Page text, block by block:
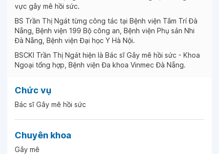
vực gây mê hồi sức.
BS Trần Thị Ngát từng công tác tại Bệnh viện Tâm Trí Đà
Nẵng, Bệnh viện 199 Bộ công an, Bệnh viện Phụ sản Nhi
Đà Nẵng, Bệnh viện Đại học Y Hà Nội.
BSCKI Trần Thị Ngát hiện là Bác sĩ Gây mê hồi sức - Khoa
Ngoại tổng hợp, Bệnh viện Đa khoa Vinmec Đà Nẵng.
Chức vụ
Bác sĩ Gây mê hồi sức
Chuyên khoa
Gây mê